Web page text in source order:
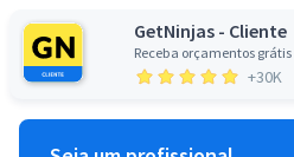
GetNinjas - Cliente
Receba orçamentos grátis
+30K